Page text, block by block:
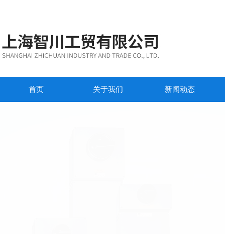
首页 关于我们 新闻动态